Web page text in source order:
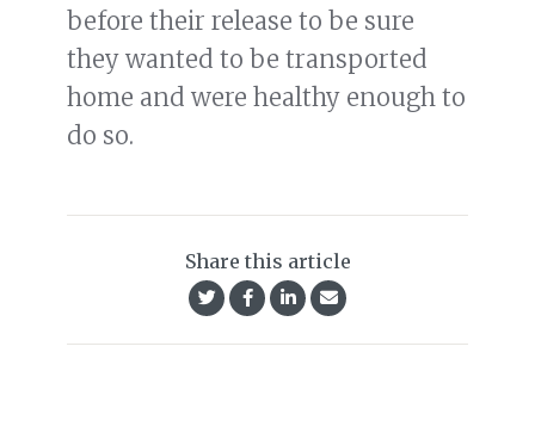
before their release to be sure
they wanted to be transported
home and were healthy enough to
do so.
Share this article